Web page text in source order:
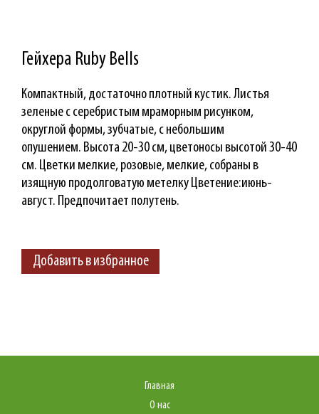
Гейхера Ruby Bells
Компактный, достаточно плотный кустик. Листья
зеленые с серебристым мраморным рисунком,
округлой формы, зубчатые, с небольшим
опушением. Высота 20-30 см, цветоносы высотой 30-40
см. Цветки мелкие, розовые, мелкие, собраны в
изящную продолговатую метелку Цветение:июнь-
август. Предпочитает полутень.
Добавить в избранное
Главная
О нас